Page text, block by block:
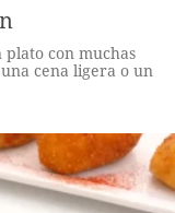
plato con muchas
cena ligera o un